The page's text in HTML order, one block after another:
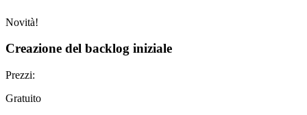
Novità!
Creazione del backlog iniziale
Prezzi:
Gratuito